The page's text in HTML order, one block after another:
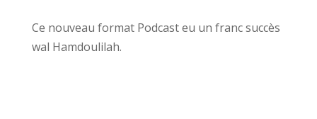
Ce nouveau format Podcast eu un franc succès
wal Hamdoulilah.